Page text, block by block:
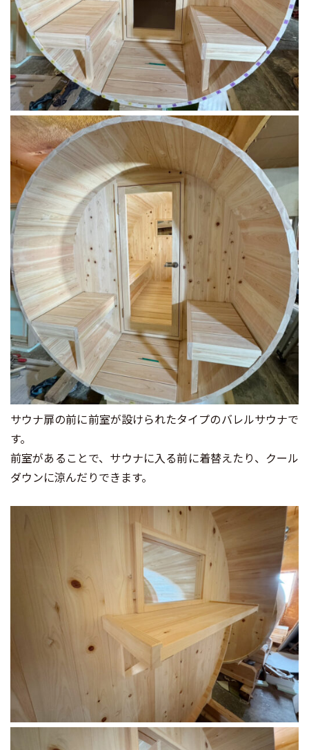
サウナ扉の前に前室が設けられたタイプのバレルサウナで
す。
前室があることで、サウナに入る前に着替えたり、クール
ダウンに涼んだりできます。